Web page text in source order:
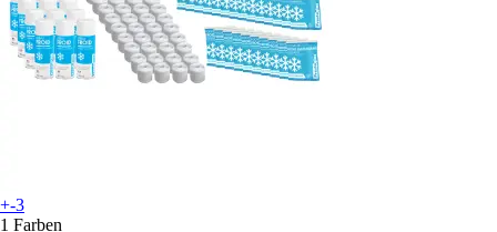
+-3
1 Farben